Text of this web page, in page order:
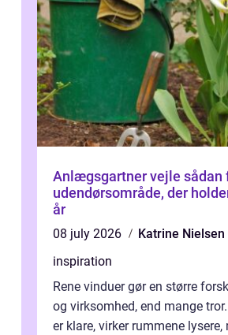
Anlægsgartner vejle sådan får du et
udendørsområde, der
år
08 july 2026
Katrine Nielsen
inspiration
Rene vinduer gør en større
og virksomhed, end mange
er klare, virker rummene lysere,